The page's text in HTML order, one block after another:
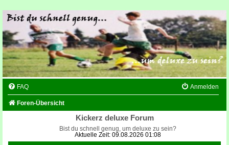
FAQ Anmelden
Foren-Übersicht
Kickerz deluxe Forum
Bist du schnell genug, um deluxe zu sein?
Aktuelle Zeit: 09.08.2026 01:08